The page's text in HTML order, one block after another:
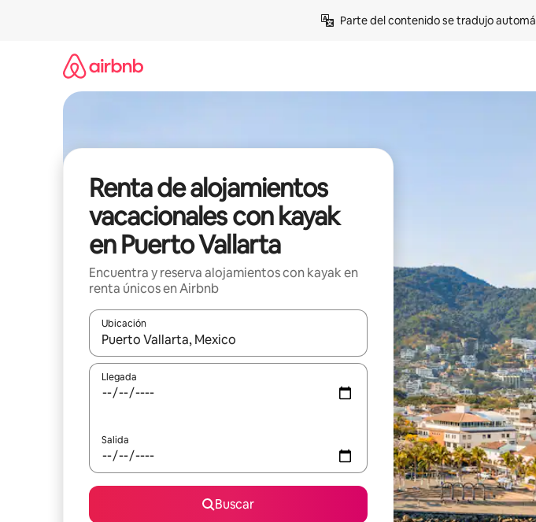
Parte del contenido se tradujo
Renta de alojamientos
vacacionales con kayak
en Puerto Vallarta
Encuentra y reserva alojamientos con kayak en
renta únicos en Airbnb
Ubicación
Cuando los resultados estén disponibles, podrás navegar usando las teclas de las
Llegada
Salida
Buscar